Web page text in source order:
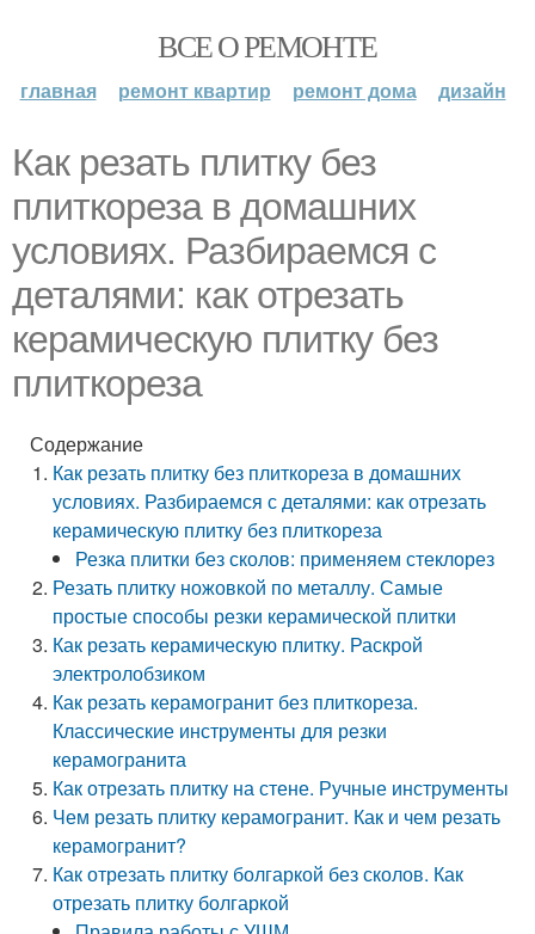
ВСЕ О РЕМОНТЕ
главная ремонт квартир ремонт дома дизайн
Как резать плитку без
плиткореза в домашних
условиях. Разбираемся с
деталями: как отрезать
керамическую плитку без
плиткореза
Содержание
Как резать плитку без плиткореза в домашних
условиях. Разбираемся с деталями: как отрезать
керамическую плитку без плиткореза
Резка плитки без сколов: применяем стеклорез
Резать плитку ножовкой по металлу. Самые
простые способы резки керамической плитки
Как резать керамическую плитку. Раскрой
электролобзиком
Как резать керамогранит без плиткореза.
Классические инструменты для резки
керамогранита
Как отрезать плитку на стене. Ручные инструменты
Чем резать плитку керамогранит. Как и чем резать
керамогранит?
Как отрезать плитку болгаркой без сколов. Как
отрезать плитку болгаркой